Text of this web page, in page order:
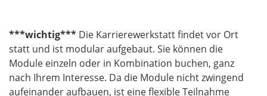
***wichtig*** Die Karrierewerkstatt findet vor Ort
statt und ist modular aufgebaut. Sie können die
Module einzeln oder in Kombination buchen, ganz
nach Ihrem Interesse. Da die Module nicht zwingend
aufeinander aufbauen, ist eine flexible Teilnahme